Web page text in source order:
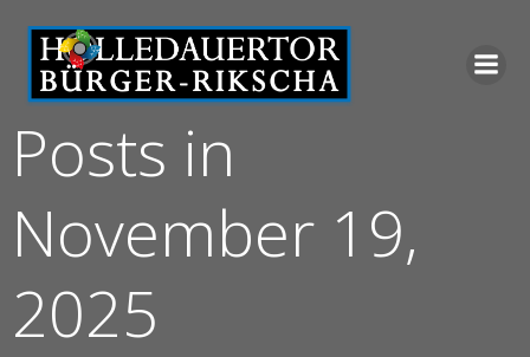
Inhalt
springen
Posts in
November 19,
2025